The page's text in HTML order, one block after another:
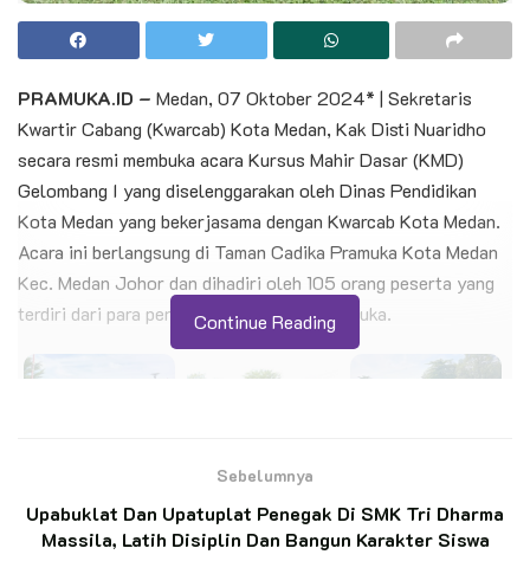
PRAMUKA.ID – Medan, 07 Oktober 2024* | Sekretaris
Kwartir Cabang (Kwarcab) Kota Medan, Kak Disti Nuaridho
secara resmi membuka acara Kursus Mahir Dasar (KMD)
Gelombang I yang diselenggarakan oleh Dinas Pendidikan
Kota Medan yang bekerjasama dengan Kwarcab Kota Medan.
Acara ini berlangsung di Taman Cadika Pramuka Kota Medan
Kec. Medan Johor dan dihadiri oleh 105 orang peserta yang
terdiri dari para pendidik dan penggiat pramuka.
Dalam sambutannya, Kak Disti Nuaridho menyampaikan
pentingnya kegiatan KMD sebagai wadah untuk meningkatkan
Continue Reading
Sebelumnya
Upabuklat Dan Upatuplat Penegak Di SMK Tri Dharma
Massila, Latih Disiplin Dan Bangun Karakter Siswa